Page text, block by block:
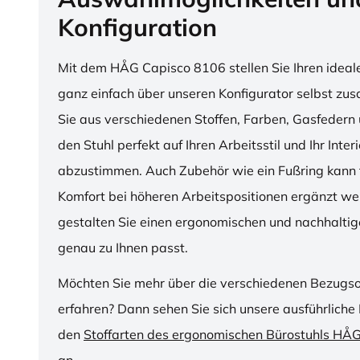
Konfiguration
Mit dem HÅG Capisco 8106 stellen Sie Ihren
ganz einfach über unseren Konfigurator selbst
Sie aus verschiedenen Stoffen, Farben, Gasfedern
den Stuhl perfekt auf Ihren Arbeitsstil und Ihr
abzustimmen. Auch Zubehör wie ein Fußring
Komfort bei höheren Arbeitspositionen ergänzt
gestalten Sie einen ergonomischen und
genau zu Ihnen passt.
Möchten Sie mehr über die verschiedenen
erfahren? Dann sehen Sie sich unsere ausführliche
den Stoffarten des ergonomischen Bürostuhls